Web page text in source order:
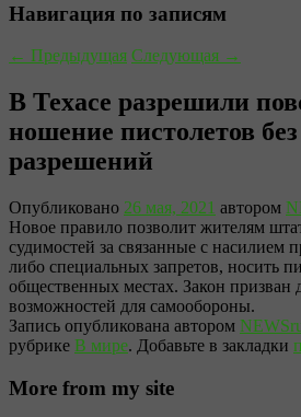
Навигация по записям
← Предыдущая Следующая →
В Техасе разрешили
ношение пистолетов
разрешений
Опубликовано 26 мая, 2021 автором
Новое правило позволит жителям
судимостей за связанные с насилием
либо специальных запретов, носить
общественных местах. Закон призван
возможностей для самообороны.
Запись опубликована автором
рубрике В мире. Добавьте в закладки
More from my site